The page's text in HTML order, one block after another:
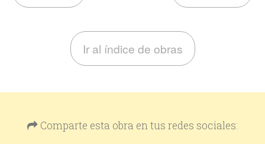
Ir al índice de obras
Comparte esta obra en tus redes sociales: